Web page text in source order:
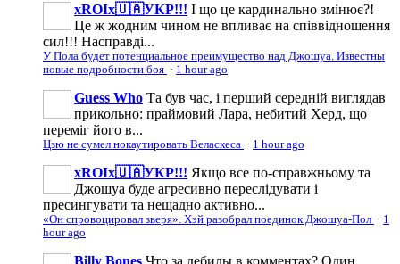
xROIx🇺🇦УКР!!! І що це кардинально змінює?!
Це ж жодним чином не впливає на співвідношення
сил!!! Насправді...
У Пола будет потенциальное преимущество над Джошуа. Известны
новые подробности боя · 1 hour ago
Guess Who Та був час, і перший середній виглядав
прикольно: праймовий Лара, небитий Херд, що
переміг його в...
Цзю не сумел нокаутировать Веласкеса · 1 hour ago
xROIx🇺🇦УКР!!! Якщо все по-справжньому та
Джошуа буде агресивно переслідувати і
пресингувати та нещадно активно...
«Он спровоцировал зверя». Хэй разобрал поединок Джошуа-Пол · 1
hour ago
Billy Bones Что за дебилы в комментах? Один